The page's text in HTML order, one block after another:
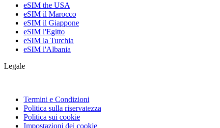
eSIM the USA
eSIM il Marocco
eSIM il Giappone
eSIM l'Egitto
eSIM la Turchia
eSIM l'Albania
Legale
Termini e Condizioni
Politica sulla riservatezza
Politica sui cookie
Impostazioni dei cookie